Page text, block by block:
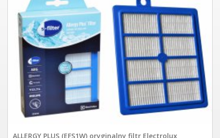
ALLERGY PLUS (EFS1W) oryginalny filtr Electrolux